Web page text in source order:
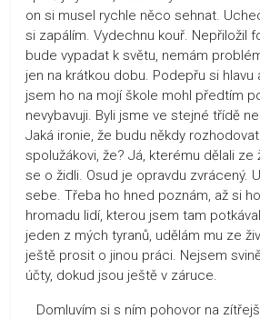
on si musel rychle něco sehnat.
si zapálím. Vydechnu kouř. Nepřiložil
bude vypadat k světu, nemám
jen na krátkou dobu. Podepřu si hlavu
jsem ho na mojí škole mohl předtím
nevybavuji. Byli jsme ve stejné třídě
Jaká ironie, že budu někdy
spolužákovi, že? Já, kterému dělali ze
se o židli. Osud je opravdu zvrácený.
sebe. Třeba ho hned poznám, až si
hromadu lidí, kterou jsem tam
jeden z mých tyranů, udělám mu ze
ještě prosit o jinou práci. Nejsem
účty, dokud jsou ještě v záruce.
Domluvím si s ním pohovor na